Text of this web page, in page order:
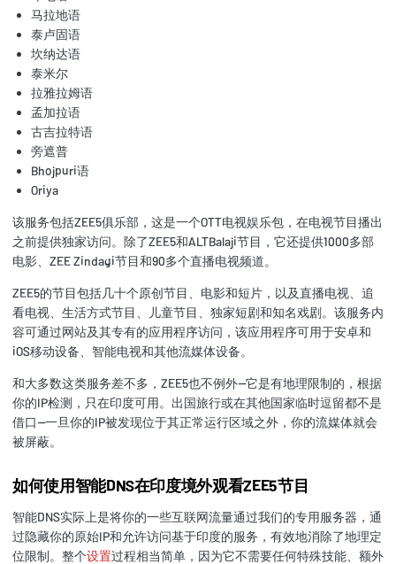
马拉地语
泰卢固语
坎纳达语
泰米尔
拉雅拉姆语
孟加拉语
古吉拉特语
旁遮普
Bhojpuri语
Oriya
该服务包括ZEE5俱乐部，这是一个OTT电视娱乐包，在电视节目播出
之前提供独家访问。除了ZEE5和ALTBalaji节目，它还提供1000多部
电影、ZEE Zindagi节目和90多个直播电视频道。
ZEE5的节目包括几十个原创节目、电影和短片，以及直播电视、追
看电视、生活方式节目、儿童节目、独家短剧和知名戏剧。该服务内
容可通过网站及其专有的应用程序访问，该应用程序可用于安卓和
iOS移动设备、智能电视和其他流媒体设备。
和大多数这类服务差不多，ZEE5也不例外--它是有地理限制的，根据
你的IP检测，只在印度可用。出国旅行或在其他国家临时逗留都不是
借口--一旦你的IP被发现位于其正常运行区域之外，你的流媒体就会
被屏蔽。
如何使用智能DNS在印度境外观看ZEE5节目
智能DNS实际上是将你的一些互联网流量通过我们的专用服务器，通
过隐藏你的原始IP和允许访问基于印度的服务，有效地消除了地理定
位限制。整个设置过程相当简单，因为它不需要任何特殊技能、额外